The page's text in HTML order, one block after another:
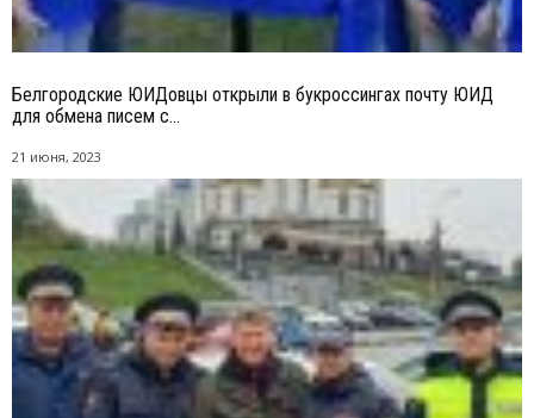
Белгородские ЮИДовцы открыли в букроссингах почту ЮИД
для обмена писем с...
21 июня, 2023